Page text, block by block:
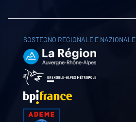
SOSTEGNO REGIONALE E NAZIONALE